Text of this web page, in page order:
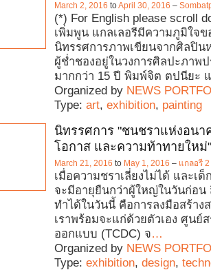
March 2, 2016 toApril 30, 2016 –
(*) For English please scroll
เพิ่มพูน แกลเลอรีมีความภูมิใจข
นิทรรศการภาพเขียนจากศิลปิน
ผู้ช่ำชองอยู่ในวงการศิลปะภาพ
มากกว่า 15 ปี พิมพ์จิต ตปนียะ
Organized by NEWS
Type: art, exhibition, painting
นิทรรศการ "ชนชราแห่งอนา
โอกาส และความท้าทายใหม่"
March 21, 2016 to May 1, 2016 – แกลอรี
เมื่อความชราเลี่ยงไม่ได้ และเ
จะมีอายุยืนกว่าผู้ใหญ่ในวันก่อน
ทำได้ในวันนี้ คือการลงมือสร้าง
เราพร้อมจะแก่ด้วยตัวเอง ศูนย์
ออกแบบ (TCDC) จ…
Organized by NEWS
Type: exhibition, design,